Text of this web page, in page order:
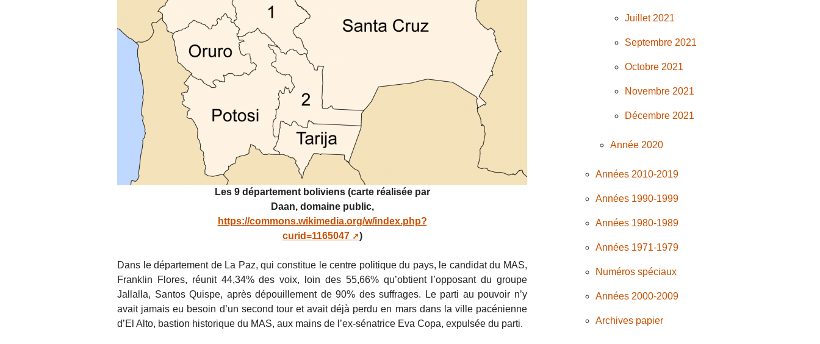
Les 9 département boliviens (carte réalisée par
Daan, domaine public,
https://commons.wikimedia.org/w/index.php?
curid=1165047
)
Dans le département de La Paz, qui constitue le centre politique du pays, le candidat du MAS,
Franklin Flores, réunit 44,34% des voix, loin des 55,66% qu’obtient l’opposant du groupe
Jallalla, Santos Quispe, après dépouillement de 90% des suffrages. Le parti au pouvoir n’y
avait jamais eu besoin d’un second tour et avait déjà perdu en mars dans la ville pacénienne
d’El Alto, bastion historique du MAS, aux mains de l’ex-sénatrice Eva Copa, expulsée du parti.
Juillet 2021
Septembre 2021
Octobre 2021
Novembre 2021
Décembre 2021
Année 2020
Années 2010-2019
Années 1990-1999
Années 1980-1989
Années 1971-1979
Numéros spéciaux
Années 2000-2009
Archives papier